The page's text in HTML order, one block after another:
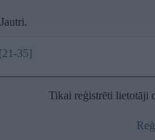
[21-35]
Tikai reģistrēti lietotāji